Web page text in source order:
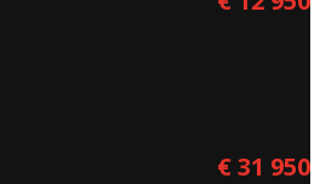
€ 31 950